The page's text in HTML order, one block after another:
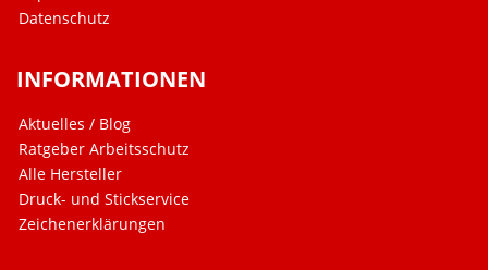
Datenschutz
INFORMATIONEN
Aktuelles / Blog
Ratgeber Arbeitsschutz
Alle Hersteller
Druck- und Stickservice
Zeichenerklärungen